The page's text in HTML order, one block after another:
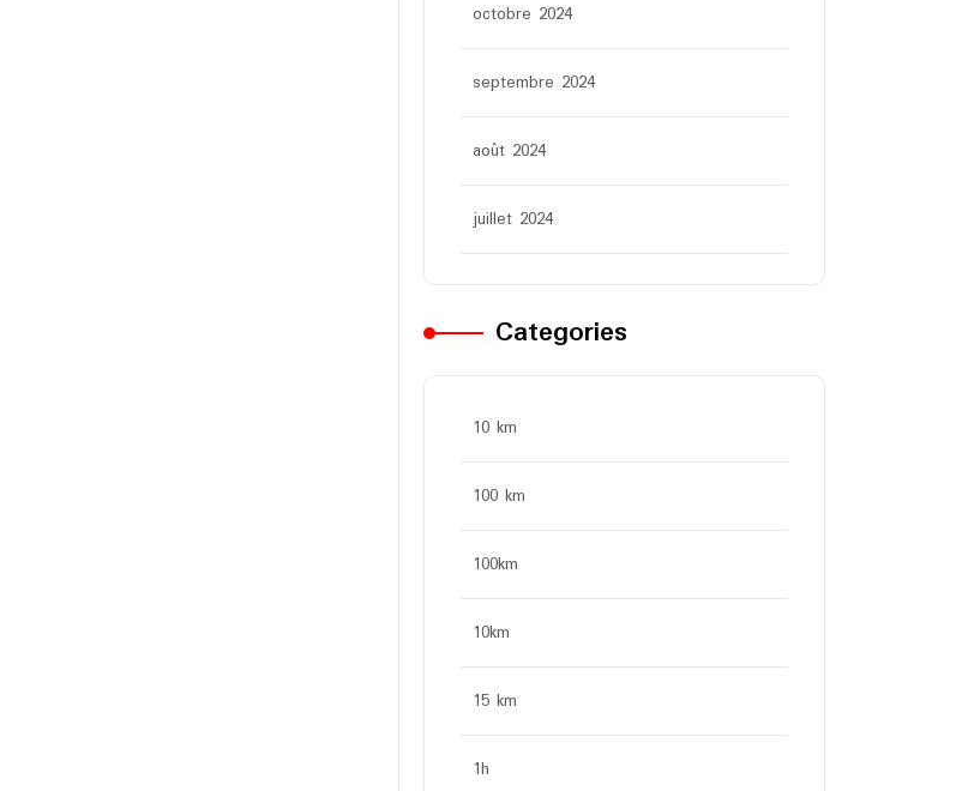
octobre 2024
septembre 2024
août 2024
juillet 2024
Categories
10 km
100 km
100km
10km
15 km
1h